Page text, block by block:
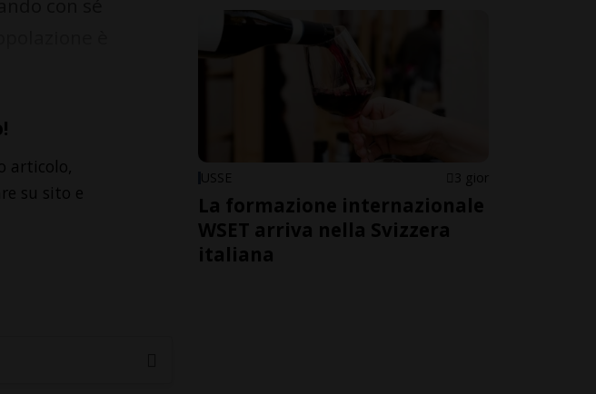
articolo,
su sito e
USSE 3 gior
La formazione internazionale
WSET arriva nella Svizzera
italiana